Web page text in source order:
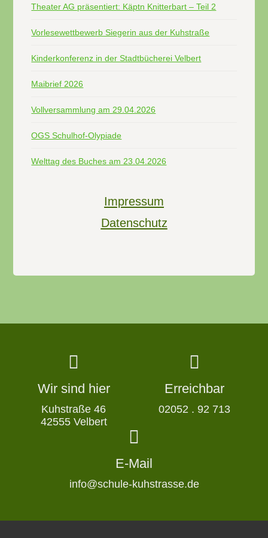
Theater AG präsentiert: Käptn Knitterbart – Teil 2
Vorlesewettbewerb Siegerin aus der Kuhstraße
Kinderkonferenz in der Stadtbücherei Velbert
Maibrief 2026
Vollversammlung am 29.04.2026
OGS Schulhof-Olypiade
Welttag des Buches am 23.04.2026
Impressum
Datenschutz
Wir sind hier
Kuhstraße 46
42555 Velbert
Erreichbar
02052 . 92 713
E-Mail
info@schule-kuhstrasse.de